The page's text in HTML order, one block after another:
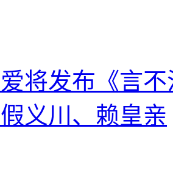
将发布《言
义川、赖皇亲